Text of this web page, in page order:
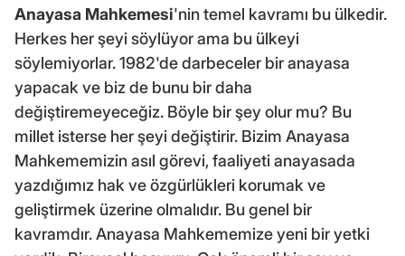
Anayasa Mahkemesi'nin temel kavramı bu ülkedir.
Herkes her şeyi söylüyor ama bu ülkeyi
söylemiyorlar. 1982'de darbeceler bir anayasa
yapacak ve biz de bunu bir daha
değiştiremeyeceğiz. Böyle bir şey olur mu? Bu
millet isterse her şeyi değiştirir. Bizim Anayasa
Mahkememizin asıl görevi, faaliyeti anayasada
yazdığımız hak ve özgürlükleri korumak ve
geliştirmek üzerine olmalıdır. Bu genel bir
kavramdır. Anayasa Mahkememize yeni bir yetki